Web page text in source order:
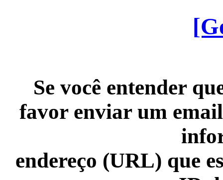
Se você entender
favor enviar um
endereço (URL) que